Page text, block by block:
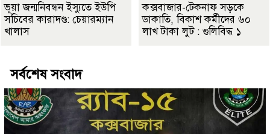
ভূয়া জন্মনিবন্ধন ইস্যুতে ইউপি
সচিবের কারাদণ্ড: চেয়ারম্যান
খালাস
কক্সবাজার-টেকনাফ সড়কে
ডাকাতি, বিকাশ কর্মীদের ৬০
লাখ টাকা লুট : গুলিবিদ্ধ ১
সর্বশেষ সংবাদ